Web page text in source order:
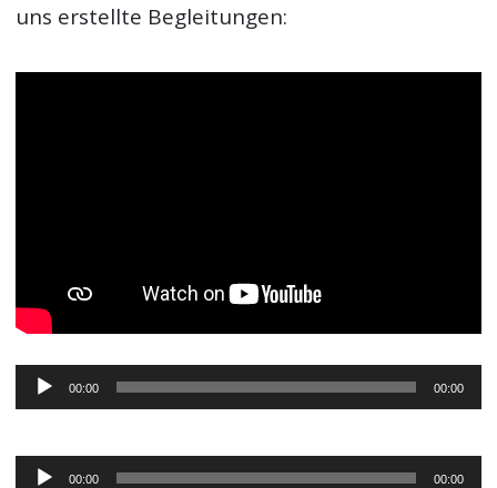
uns erstellte Begleitungen:
Audio-
Player
00:00 00:00
Audio-00:00 00:00